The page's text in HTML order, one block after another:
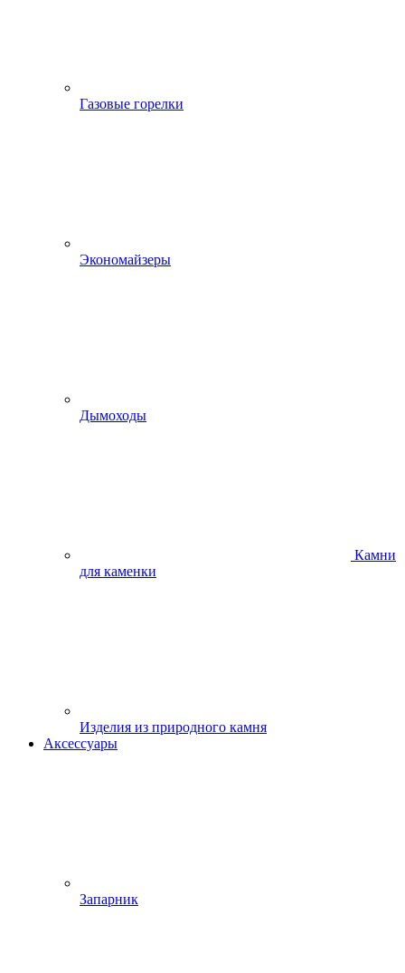
Газовые горелки
Экономайзеры
Дымоходы
Камни
для каменки
Изделия из природного камня
Аксессуары
Запарник